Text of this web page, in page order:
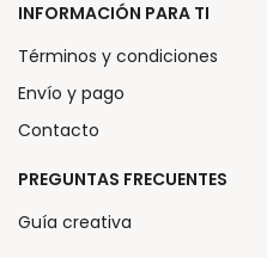
INFORMACIÓN PARA TI
Términos y condiciones
Envío y pago
Contacto
PREGUNTAS FRECUENTES
Guía creativa